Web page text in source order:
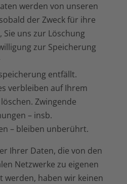
werden von unseren
der Zweck für ihre
uns zur Löschung
zur Speicherung
entfällt.
verbleiben auf Ihrem
Zwingende
– insb.
– bleiben unberührt.
Ihrer Daten, die von den
Netzwerke zu eigenen
werden, haben wir keinen